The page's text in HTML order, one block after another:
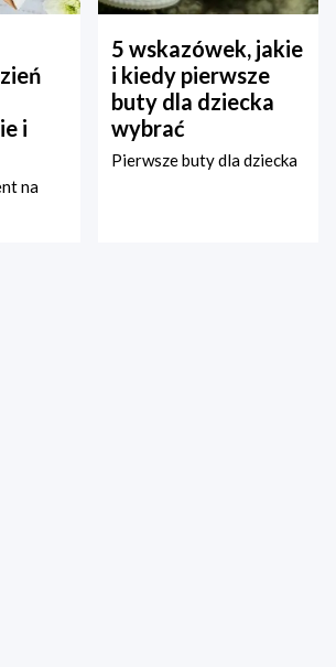
i
na
5 wskazówek, jakie
i kiedy pierwsze
buty dla dziecka
wybrać
Pierwsze buty dla dziecka